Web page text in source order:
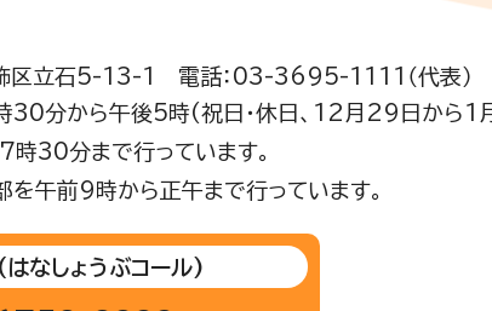
区立石5-13-1 電話：03-3695-1111（代表）
30分から午後5時(祝日・休日、12月29日から1
30分まで行っています。
午前9時から正午まで行っています。
なしょうぶコール)